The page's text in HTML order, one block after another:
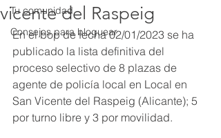
Tu comunidad
Consejos para bloguear
vicente del Raspeig
En el bop de fecha 02/01/2023 se ha
publicado la lista definitiva del
proceso selectivo de 8 plazas de
agente de policía local en Local en
San Vicente del Raspeig (Alicante); 5
por turno libre y 3 por movilidad.